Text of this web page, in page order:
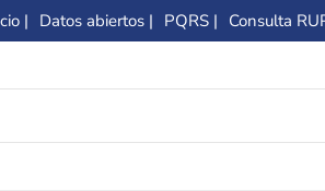
| Datos abiertos | PQRS | Consulta